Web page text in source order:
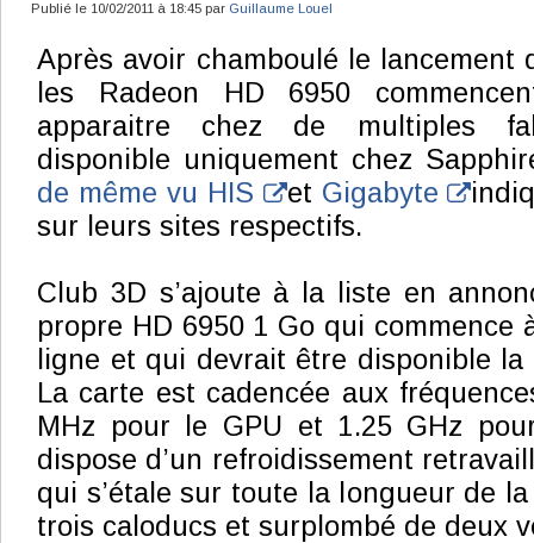
Publié le 10/02/2011 à 18:45 par Guillaume Louel
Après avoir chamboulé le lancement
les Radeon HD 6950
apparaitre chez de multiples
disponible uniquement chez
de même vu HIS et Gigabyte
sur leurs sites respectifs.
Club 3D s’ajoute à la liste en
propre HD 6950 1 Go qui commence
ligne et qui devrait être disponible la
La carte est cadencée aux
MHz pour le GPU et 1.25 GHz
dispose d’un refroidissement
qui s’étale sur toute la longueur de
trois caloducs et surplombé de deux